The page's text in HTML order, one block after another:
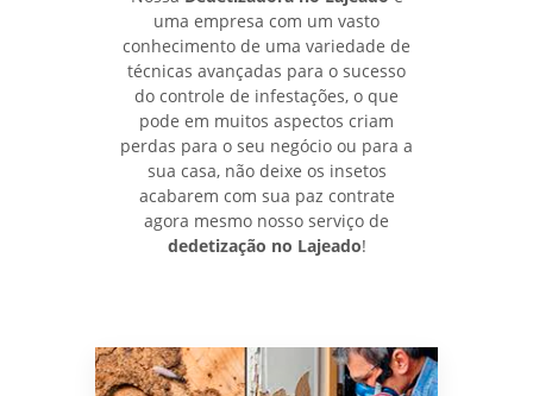
uma empresa com um vasto
conhecimento de uma variedade de
técnicas avançadas para o sucesso
do controle de infestações, o que
pode em muitos aspectos criam
perdas para o seu negócio ou para a
sua casa, não deixe os insetos
acabarem com sua paz contrate
agora mesmo nosso serviço de
dedetização no Lajeado!